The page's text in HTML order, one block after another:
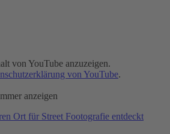
von YouTube anzuzeigen.
von YouTube.
anzeigen
Ort für Street Footografie entdeckt